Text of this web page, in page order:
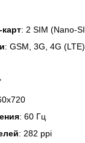
: 2 SIM (Nano-
: GSM, 3G, 4G (LTE)
: 60 Гц
: 282 ppi